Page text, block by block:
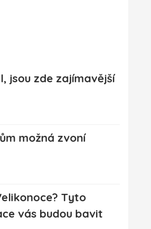
jsou zde zajímavější
možná zvoní
Tyto
vás budou bavit